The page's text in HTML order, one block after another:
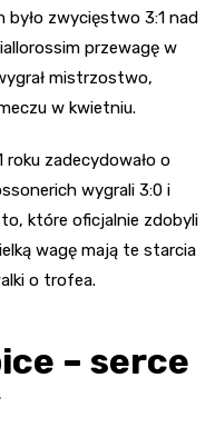
zwycięstwo 3:1 nad
przewagę w
mistrzostwo,
w kwietniu.
roku zadecydowało o
wygrali 3:0 i
które oficjalnie zdobyli
wagę mają te starcia
o trofea.
– serce